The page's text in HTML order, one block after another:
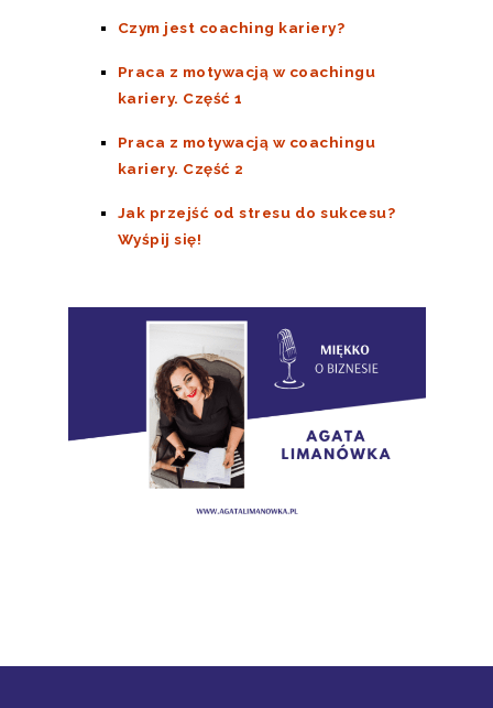
Czym jest coaching kariery?
Praca z motywacją w coachingu
kariery. Część 1
Praca z motywacją w coachingu
kariery. Część 2
Jak przejść od stresu do sukcesu?
Wyśpij się!